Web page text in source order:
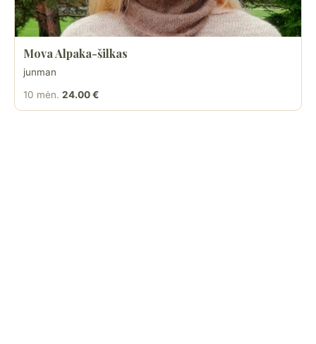
Mova Alpaka-šilkas
junman
10 mėn. 24.00 €